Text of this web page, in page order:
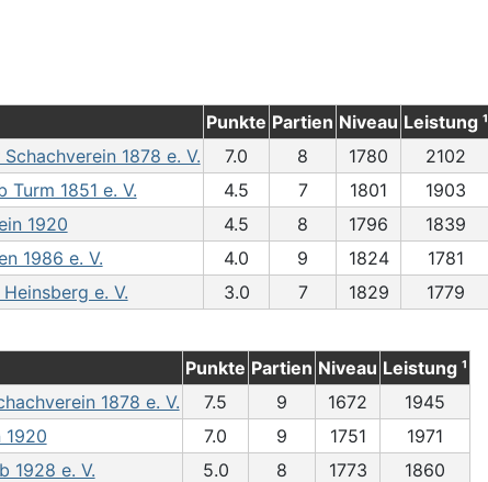
Punkte Partien Niveau Leistung ¹
1878 e. V. 7.0 8 1780
2102
Turm 1851 e. V. 4.5 7 1801
1903
1920 4.5 8 1796
1839
1986 e. V. 4.0 9 1824
1781
e. V. 3.0 7 1829 1779
Punkte Partien Niveau Leistung ¹
1878 e. V. 7.5 9 1672
1945
1920 7.0 9 1751
1971
1928 e. V. 5.0 8 1773
1860